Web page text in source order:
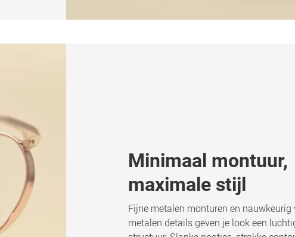
Minimaal montuur,
maximale stijl
Fijne metalen monturen en nauwkeurig
metalen details geven je look een